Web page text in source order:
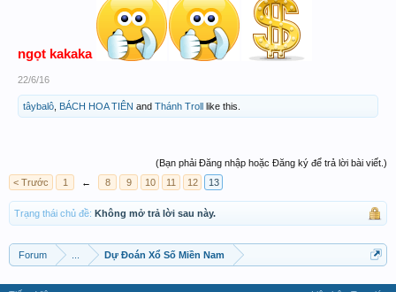
33
Lô-xc [ Thẵng + Đảo]
933
09-90-73-53
Đời anh để Nhện giăng mùng
Bỏ đôi chiếu lạnh vẫy vùng trời cao
ngọt kakaka
22/6/16
tâybalô BÁCH HOA TIÊN and Thánh Troll like this.
(Bạn phải Đăng nhập hoặc Đăng ký để trả lời bài viết.)
< Trước
1 ← 8 9 10 11 12 13
Trạng thái chủ đề: Không mở trả lời sau này.
Forum Dự Đoán Xổ Số Miền Nam